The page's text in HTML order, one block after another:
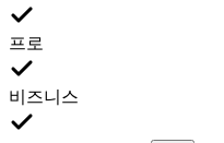
프로
비즈니스